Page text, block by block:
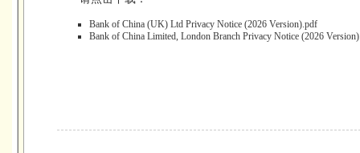
Bank of China (UK) Ltd Privacy Notice (2026 Version).pdf
Bank of China Limited, London Branch Privacy Notice (2026